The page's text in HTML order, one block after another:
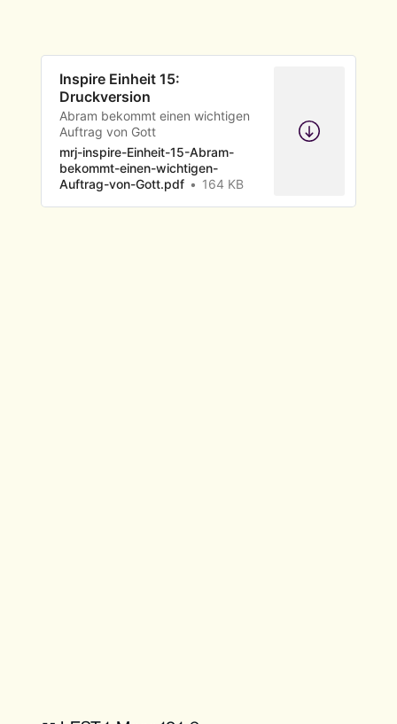
Inspire Einheit 15:
Druckversion
Abram bekommt einen wichtigen
Auftrag von Gott
mrj-inspire-Einheit-15-Abram-
bekommt-einen-wichtigen-
Auftrag-von-Gott.pdf
164 KB